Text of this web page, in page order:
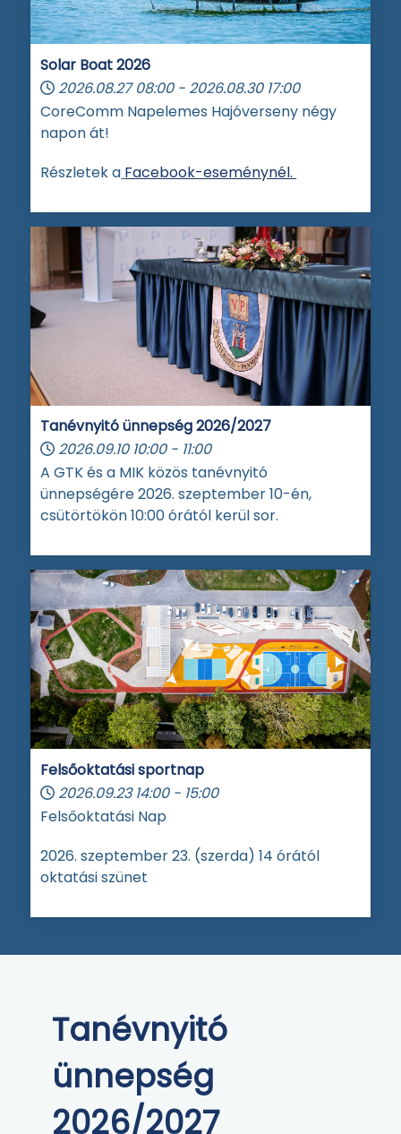
Solar Boat 2026
2026.08.27 08:00 - 2026.08.30 17:00
CoreComm Napelemes Hajóverseny négy
napon át!
Részletek a Facebook-eseménynél.
Tanévnyitó ünnepség 2026/2027
2026.09.10 10:00 - 11:00
A GTK és a MIK közös tanévnyitó
ünnepségére 2026. szeptember 10-én,
csütörtökön 10:00 órától kerül sor.
Felsőoktatási sportnap
2026.09.23 14:00 - 15:00
Felsőoktatási Nap
2026. szeptember 23. (szerda) 14 órától
oktatási szünet
Tanévnyitó
ünnepség
2026/2027